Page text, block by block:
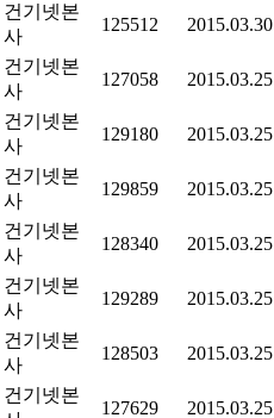
건기넷본
사
125512 2015.03.30
건기넷본
사
127058 2015.03.25
건기넷본
사
129180 2015.03.25
건기넷본
사
129859 2015.03.25
건기넷본
사
128340 2015.03.25
건기넷본
사
129289 2015.03.25
건기넷본
사
128503 2015.03.25
건기넷본
127629 2015.03.25